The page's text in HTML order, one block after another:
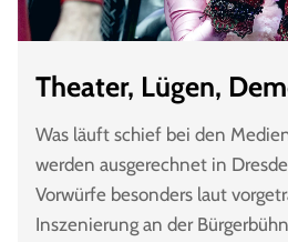
Theater, Lügen,
Was läuft schief bei den
werden ausgerechnet in
Vorwürfe besonders laut
Inszenierung an der